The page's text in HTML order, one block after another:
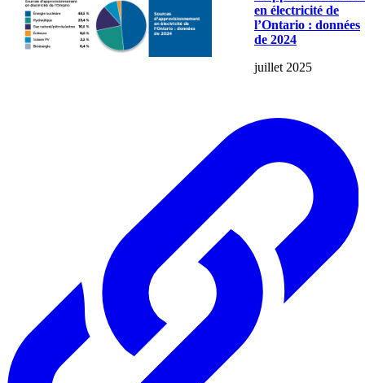
en électricité de
l’Ontario : données
de 2024
juillet 2025